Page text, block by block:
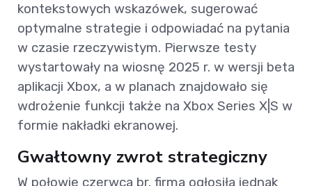
kontekstowych wskazówek, sugerować
optymalne strategie i odpowiadać na pytania
w czasie rzeczywistym. Pierwsze testy
wystartowały na wiosnę 2025 r. w wersji beta
aplikacji Xbox, a w planach znajdowało się
wdrożenie funkcji także na Xbox Series X|S w
formie nakładki ekranowej.
Gwałtowny zwrot strategiczny
W połowie czerwca br. firma ogłosiła jednak